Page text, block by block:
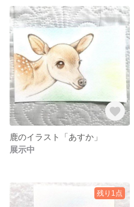
鹿のイラスト「あすか」
展示中
残り1点